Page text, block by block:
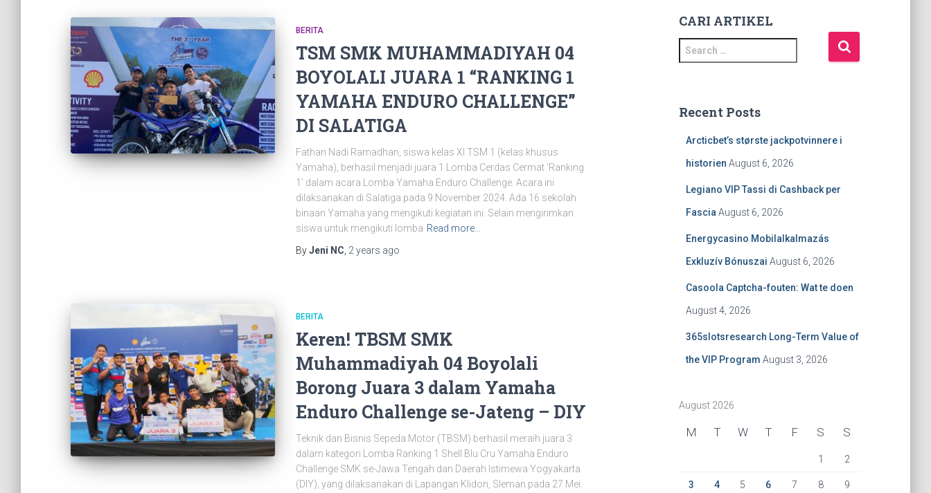
BERITA
TSM SMK MUHAMMADIYAH 04
BOYOLALI JUARA 1 “RANKING 1
YAMAHA ENDURO CHALLENGE”
DI SALATIGA
Fathan Nadi Ramadhan, siswa kelas XI TSM 1 (kelas khusus
Yamaha), berhasil menjadi juara 1 Lomba Cerdas Cermat ‘Ranking
1’ dalam acara Lomba Yamaha Enduro Challenge. Acara ini
dilaksanakan di Salatiga pada 9 November 2024. Ada 16 sekolah
binaan Yamaha yang mengikuti kegiatan ini. Selain mengirimkan
siswa untuk mengikuti lomba Read more…
ByJeni NC 2 years ago
BERITA
Keren! TBSM SMK
Muhammadiyah 04 Boyolali
Borong Juara 3 dalam Yamaha
Enduro Challenge se-Jateng – DIY
Teknik dan Bisnis Sepeda Motor (TBSM) berhasil meraih juara 3
dalam kategori Lomba Ranking 1 Shell Blu Cru Yamaha Enduro
Challenge SMK se-Jawa Tengah dan Daerah Istimewa Yogyakarta
(DIY), yang dilaksanakan di Lapangan Klidon, Sleman pada 27 Mei.
CARI ARTIKEL
e
c
Recent Posts
Arcticbet’s største jackpotvinnere i
historien August 6, 2026
Legiano VIP Tassi di Cashback per
Fascia August 6, 2026
Energycasino Mobilalkalmazás
Exkluzív Bónuszai August 6, 2026
Casoola Captcha-fouten: Wat te doen
August 4, 2026
365slotsresearch Long-Term Value of
the VIP Program August 3, 2026
August 2026
M T W T F S S
1 2
3 4 5 6 7 8 9